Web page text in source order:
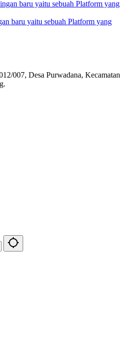
baru yaitu sebuah Platform yang
007, Desa Purwadana, Kecamatan